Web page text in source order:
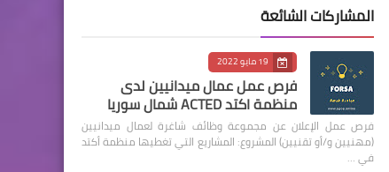
المشاركات الشائعة
19 مايو 2022
فرص عمل عمال ميدانيين لدى
منظمة اكتد ACTED شمال سوريا
فرص عمل الإعلان عن مجموعة وظائف شاغرة لعمال ميدانيين
(مهنيين و/أو تقنيين) المشروع: المشاريع التي تغطيها منظمة أكتد
في …